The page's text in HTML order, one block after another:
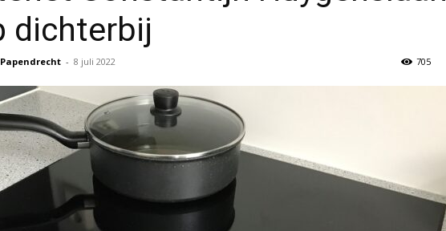
dichterbij
- 8 juli 2022 705